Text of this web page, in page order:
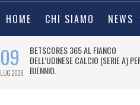
HOME CHI SIAMO NEWS
09
LUG 2026
BETSCORES 365 AL FIANCO
DELL’UDINESE CALCIO (SERIE A)
BIENNIO.